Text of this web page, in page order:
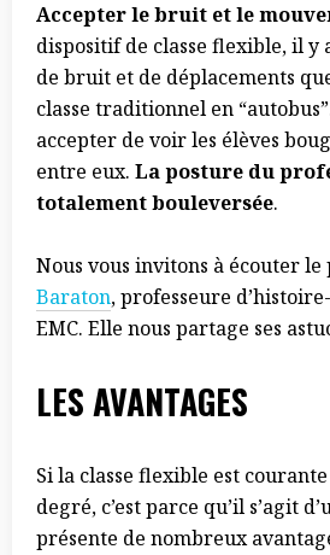
Accepter le bruit et le
dispositif de classe flexible, il y
de bruit et de déplacements
classe traditionnel en
accepter de voir les élèves
entre eux. La posture du
totalement bouleversée.
Nous vous invitons à écouter le
Baraton, professeure
EMC. Elle nous partage ses
LES AVANTAGES
Si la classe flexible est
degré, c’est parce qu’il s’agit
présente de nombreux